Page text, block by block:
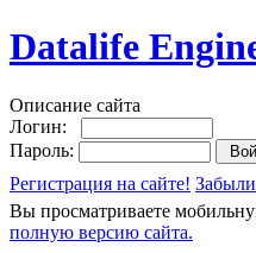
Datalife
Описание сайта
Логин:
Пароль:
Регистрация на сайте!
Вы просматриваете
полную версию сайта.